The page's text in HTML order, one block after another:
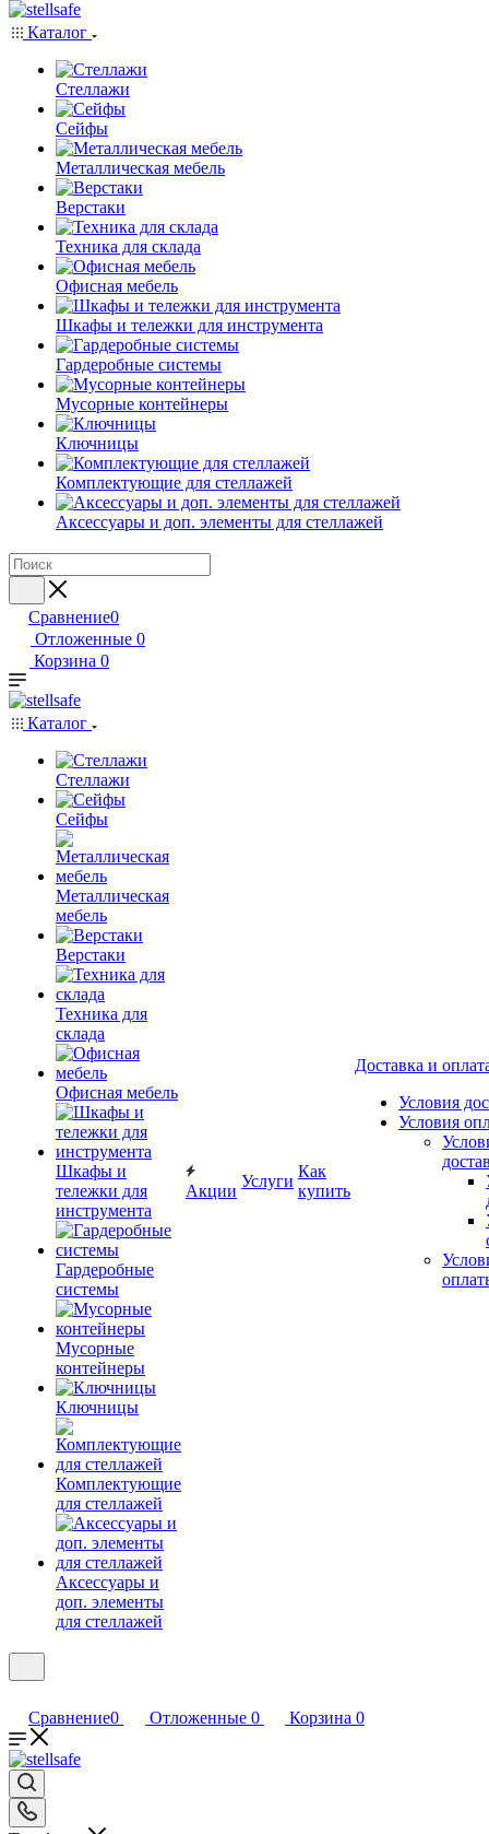
Каталог
Стеллажи
Сейфы
Металлическая мебель
Верстаки
Техника для склада
Офисная мебель
Шкафы и тележки для инструмента
Гардеробные системы
Мусорные контейнеры
Ключницы
Комплектующие для стеллажей
Аксессуары и доп. элементы для стеллажей
Сравнение0
Отложенные 0
Корзина 0
Каталог
Стеллажи
Сейфы
Металлическая
мебель
Верстаки
Техника для
склада
Офисная мебель
Шкафы и
тележки для
инструмента
Гардеробные
системы
Мусорные
контейнеры
Ключницы
Комплектующие
для стеллажей
Аксессуары и
доп. элементы
для стеллажей
Акции
Услуги
Как
купить
Доставка и
Условия
Условия
Сравнение0 Отложенные 0 Корзина 0